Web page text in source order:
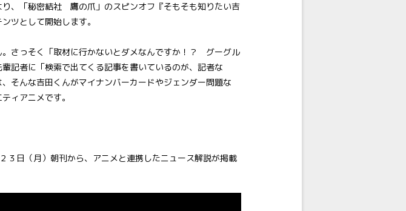
、「秘密結社 鷹の爪」のスピンオフ『そもそも知りたい吉
ツとして開始します。
さっそく「取材に行かないとダメなんですか！？ グーグル
記者に「検索で出てくる記事を書いているのが、記者な
そんな吉田くんがマイナンバーカードやジェンダー問題な
ィアニメです。
３日（月）朝刊から、アニメと連携したニュース解説が掲載